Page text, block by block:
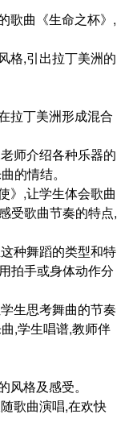
歌曲《生命之杯》,
格,引出拉丁美洲的
拉丁美洲形成混合
师介绍各种乐器的
的情结。
》,让学生体会歌曲
受歌曲节奏的特点,
种舞蹈的类型和特
拍手或身体动作分
生思考舞曲的节奏
,学生唱谱,教师伴
格及感受。
歌曲演唱,在欢快